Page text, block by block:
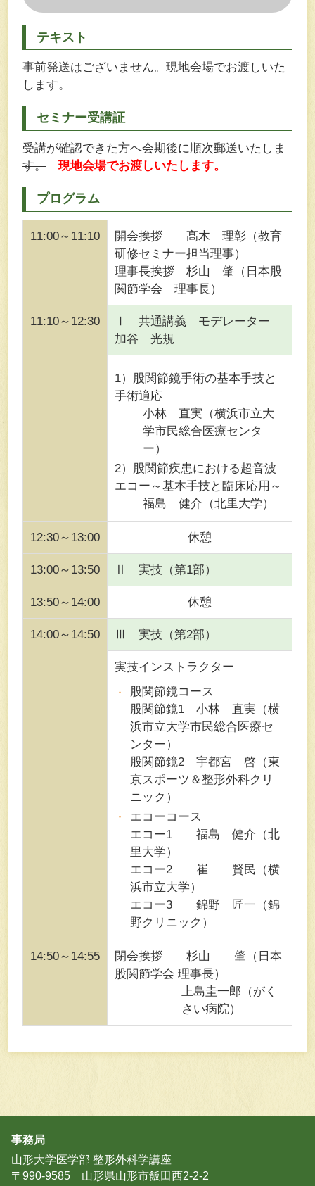
テキスト
事前発送はございません。現地会場でお渡しいた
します。
セミナー受講証
受講が確認できた方へ会期後に順次郵送いたしま
す。
現地会場でお渡しいたします。
プログラム
11:00～11:10
開会挨拶 髙木 理彰（教育
研修セミナー担当理事）
理事長挨拶 杉山 肇（日本股
関節学会 理事長）
11:10～12:30
Ⅰ 共通講義 モデレーター
加谷 光規
1）股関節鏡手術の基本手技と
手術適応
小林 直実（横浜市立大
学市民総合医療センタ
ー）
2）股関節疾患における超音波
エコー～基本手技と臨床応用～
福島 健介（北里大学）
12:30～13:00 休憩
13:00～13:50 Ⅱ 実技（第1部）
13:50～14:00 休憩
14:00～14:50 Ⅲ 実技（第2部）
実技インストラクター
股関節鏡コース
股関節鏡1 小林 直実（横
浜市立大学市民総合医療セ
ンター）
股関節鏡2 宇都宮 啓（東
京スポーツ＆整形外科クリ
ニック）
エコーコース
エコー1 福島 健介（北
里大学）
エコー2 崔 賢民（横
浜市立大学）
エコー3 錦野 匠一（錦
野クリニック）
14:50～14:55
閉会挨拶 杉山 肇（日本
股関節学会 理事長）
上島圭一郎（がく
さい病院）
事務局
山形大学医学部 整形外科学講座
〒990-9585 山形県山形市飯田西2-2-2